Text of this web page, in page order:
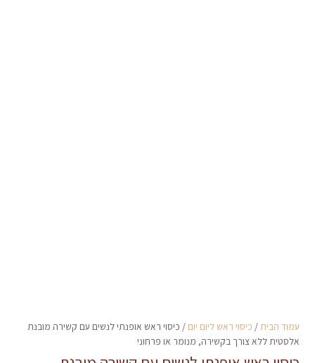
עמוד הבית/ כיסוי ראש ליום יום / כיסוי ראש אופנתי לנשים עם קשירה מובנת
אלסטית ללא צורך בקשירה, מנומר או פרחוני